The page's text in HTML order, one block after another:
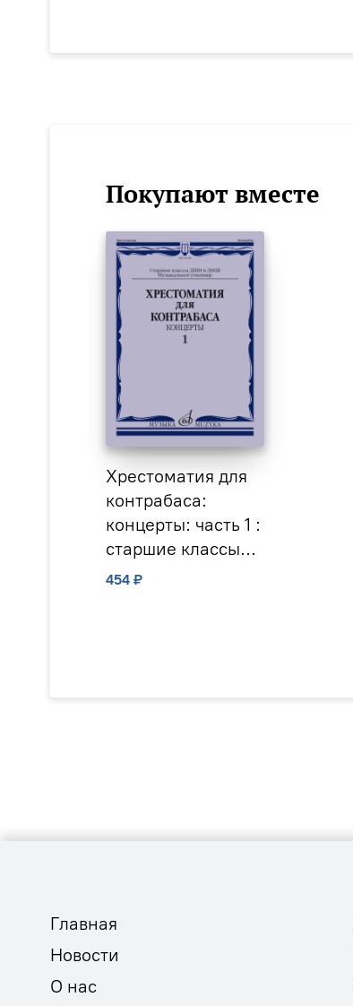
Покупают вместе
Хрестоматия для
контрабаса:
концерты: часть 1 :
старшие классы
ДШИ и ДМШ;
454 ₽
Главная
Новости
О нас